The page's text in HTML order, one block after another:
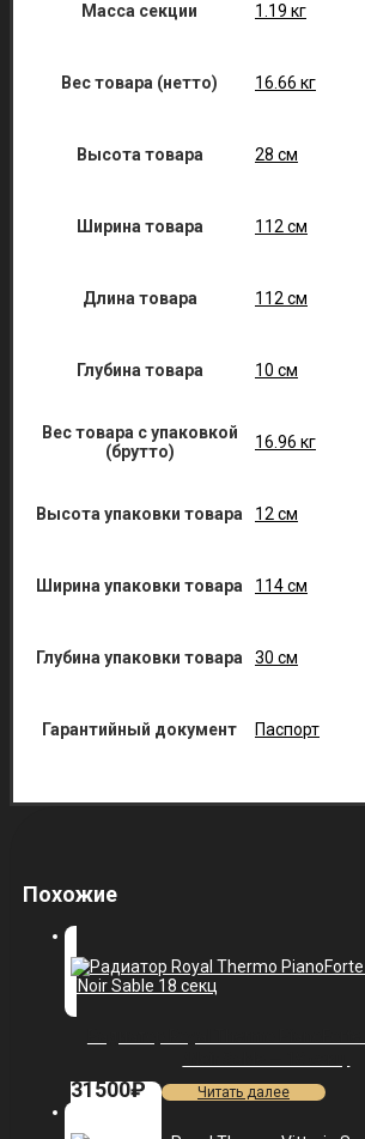
Масса секции 1.19 кг
Вес товара (нетто) 16.66 кг
Высота товара 28 см
Ширина товара 112 см
Длина товара 112 см
Глубина товара 10 см
Вес товара с упаковкой
(брутто)
16.96 кг
Высота упаковки товара 12 см
Ширина упаковки товара 114 см
Глубина упаковки товара 30 см
Гарантийный документ Паспорт
Похожие
31500₽ Читать далее